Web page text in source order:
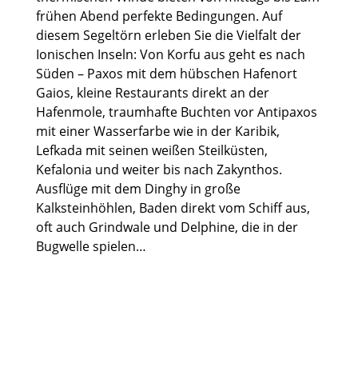
frühen Abend perfekte Bedingungen. Auf
diesem Segeltörn erleben Sie die Vielfalt der
Ionischen Inseln: Von Korfu aus geht es nach
Süden – Paxos mit dem hübschen Hafenort
Gaios, kleine Restaurants direkt an der
Hafenmole, traumhafte Buchten vor Antipaxos
mit einer Wasserfarbe wie in der Karibik,
Lefkada mit seinen weißen Steilküsten,
Kefalonia und weiter bis nach Zakynthos.
Ausflüge mit dem Dinghy in große
Kalksteinhöhlen, Baden direkt vom Schiff aus,
oft auch Grindwale und Delphine, die in der
Bugwelle spielen…